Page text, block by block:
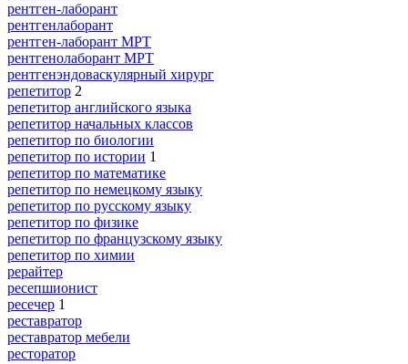
рентген-лаборант
рентгенлаборант
рентген-лаборант МРТ
рентгенолаборант МРТ
рентгенэндоваскулярный хирург
репетитор 2
репетитор английского языка
репетитор начальных классов
репетитор по биологии
репетитор по истории 1
репетитор по математике
репетитор по немецкому языку
репетитор по русскому языку
репетитор по физике
репетитор по французскому языку
репетитор по химии
рерайтер
ресепшионист
ресечер 1
реставратор
реставратор мебели
ресторатор